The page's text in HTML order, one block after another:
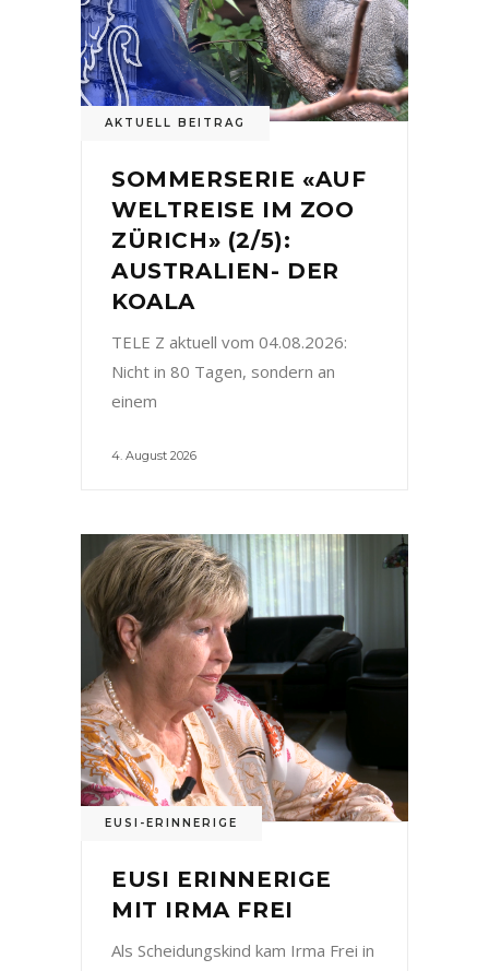
AKTUELL BEITRAG
SOMMERSERIE «AUF
WELTREISE IM ZOO
ZÜRICH» (2/5):
AUSTRALIEN- DER
KOALA
TELE Z aktuell vom 04.08.2026:
Nicht in 80 Tagen, sondern an
einem
4. August 2026
EUSI-ERINNERIGE
EUSI ERINNERIGE
MIT IRMA FREI
Als Scheidungskind kam Irma Frei in